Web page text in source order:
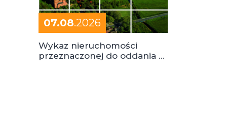
07.08.2026
Wykaz nieruchomości
przeznaczonej do oddania w